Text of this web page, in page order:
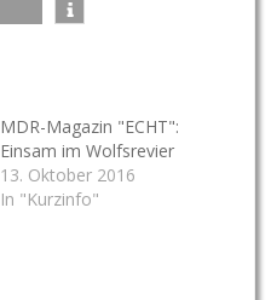
MDR-Magazin "ECHT":
Einsam im Wolfsrevier
13. Oktober 2016
In "Kurzinfo"